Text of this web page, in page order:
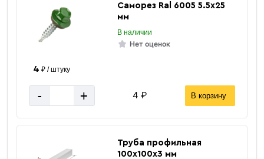
Саморез Ral 6005 5.5х25
мм
В наличии
Нет оценок
4 ₽ / штуку
- + 4 ₽ В корзину
Труба профильная
100х100х3 мм